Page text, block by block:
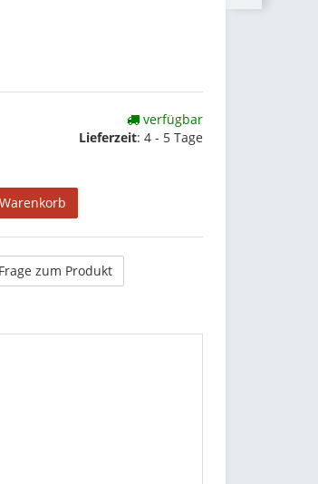
verfügbar
Lieferzeit: 4 - 5 Tage
Frage zum Produkt